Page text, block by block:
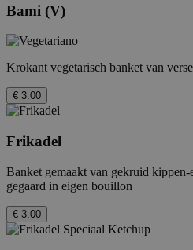
Bami (V)
Krokant vegetarisch banket van
€ 3.00
Frikadel
Banket gemaakt van gekruid kippen-
gegaard in eigen bouillon
€ 3.00